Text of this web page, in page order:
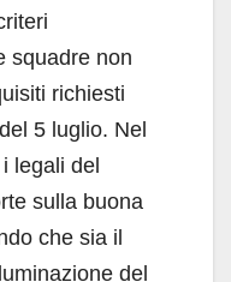
squadre non
richiesti
5 luglio. Nel
legali del
sulla buona
che sia il
del